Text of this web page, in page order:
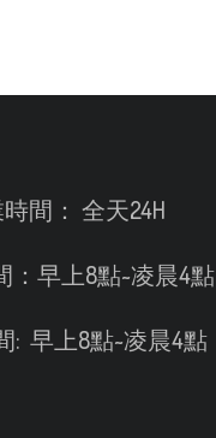
間： 全天24H
早上8點~凌晨4點
早上8點~凌晨4點